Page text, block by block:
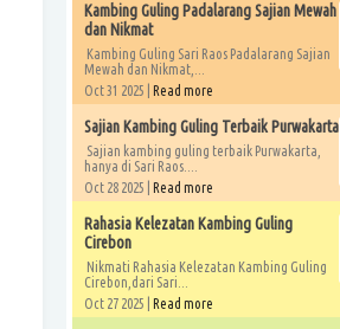
Kambing Guling Padalarang Sajian Mewah
dan Nikmat
Kambing Guling Sari Raos Padalarang Sajian
Mewah dan Nikmat,...
Oct 31 2025 | Read more
Sajian Kambing Guling Terbaik Purwakarta
Sajian kambing guling terbaik Purwakarta,
hanya di Sari Raos....
Oct 28 2025 | Read more
Rahasia Kelezatan Kambing Guling
Cirebon
Nikmati Rahasia Kelezatan Kambing Guling
Cirebon,dari Sari...
Oct 27 2025 | Read more